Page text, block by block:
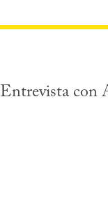
Entrevista con